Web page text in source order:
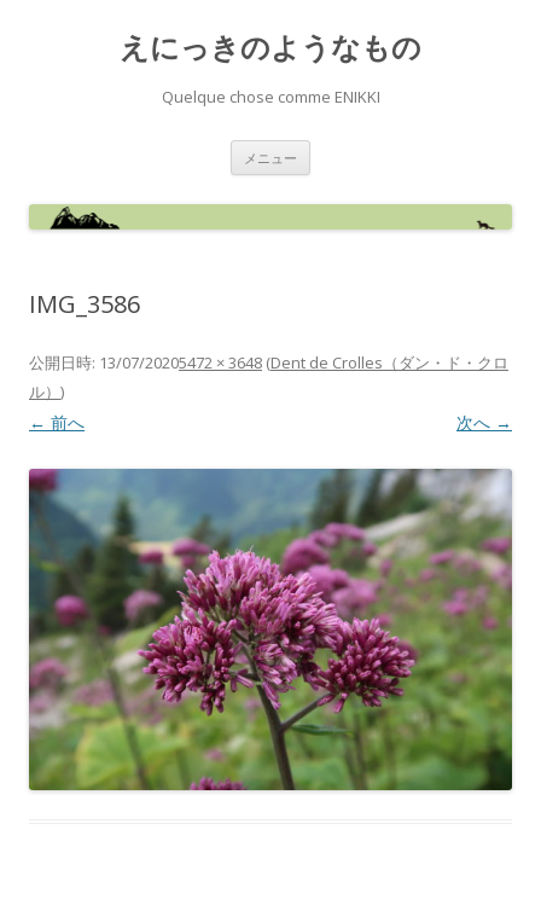
えにっきのようなもの
Quelque chose comme ENIKKI
メニュー
ン
へ
IMG_3586
公開日時: 13/07/20205472 × 3648 (Dent de Crolles（ダン・ド・クロ
ル） )
← 前へ 次へ →